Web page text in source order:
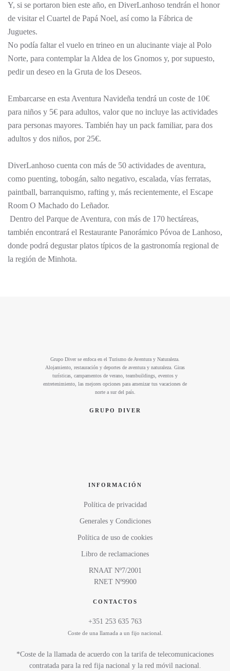
Y, si se portaron bien este año, en DiverLanhoso tendrán el honor
de visitar el Cuartel de Papá Noel, así como la Fábrica de
Juguetes.
No podía faltar el vuelo en trineo en un alucinante viaje al Polo
Norte, para contemplar la Aldea de los Gnomos y, por supuesto,
pedir un deseo en la Gruta de los Deseos.
Embarcarse en esta Aventura Navideña tendrá un coste de 10€
para niños y 5€ para adultos, valor que no incluye las actividades
para personas mayores. También hay un pack familiar, para dos
adultos y dos niños, por 25€.
DiverLanhoso cuenta con más de 50 actividades de aventura,
como puenting, tobogán, salto negativo, escalada, vías ferratas,
paintball, barranquismo, rafting y, más recientemente, el Escape
Room O Machado do Leñador.
Dentro del Parque de Aventura, con más de 170 hectáreas,
también encontrará el Restaurante Panorámico Póvoa de Lanhoso,
donde podrá degustar platos típicos de la gastronomía regional de
la región de Minhota.
Grupo Diver se enfoca en el Turismo de Aventura y Naturaleza.
Alojamiento, restauración y deportes de aventura y naturaleza. Giras
turísticas, campamentos de verano, teambuildings, eventos y
entretenimiento, las mejores opciones para amenizar tus vacaciones de
norte a sur del país.
GRUPO DIVER
INFORMACIÓN
Política de privacidad
Generales y Condiciones
Política de uso de cookies
Libro de reclamaciones
RNAAT Nº7/2001
RNET Nº9900
CONTACTOS
+351 253 635 763
Coste de una llamada a un fijo nacional.
*Coste de la llamada de acuerdo con la tarifa de telecomunicaciones
contratada para la red fija nacional y la red móvil nacional.